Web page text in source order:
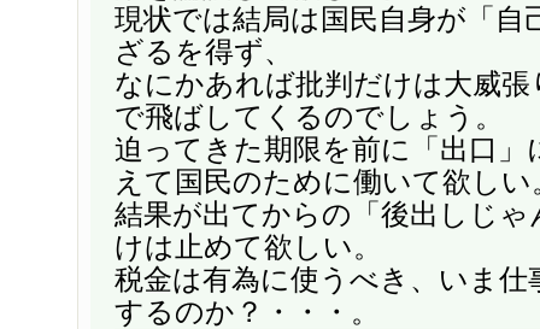
現状では結局は国民自身が「自
ざるを得ず、
なにかあれば批判だけは大威
で飛ばしてくるのでしょう。
迫ってきた期限を前に「出口」
えて国民のために働いて欲しい
結果が出てからの「後出しじゃ
けは止めて欲しい。
税金は有為に使うべき、いま
するのか？・・・。